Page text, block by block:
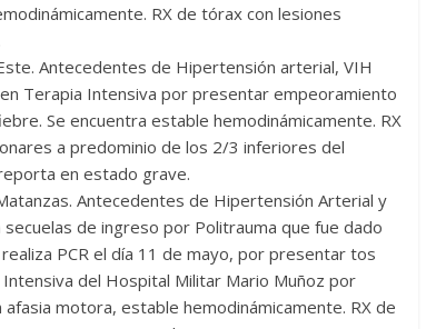
RX de tórax con lesiones
Antecedentes de Hipertensión arterial, VIH
Terapia Intensiva por presentar empeoramiento
Se encuentra estable hemodinámicamente. RX
a predominio de los 2/3 inferiores del
en estado grave.
Antecedentes de Hipertensión Arterial y
de ingreso por Politrauma que fue dado
PCR el día 11 de mayo, por presentar tos
del Hospital Militar Mario Muñoz por
motora, estable hemodinámicamente. RX de